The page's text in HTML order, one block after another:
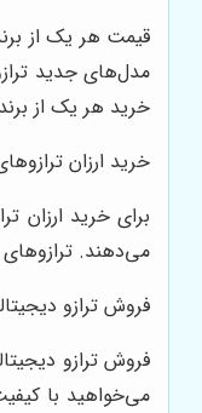
قیمت هر یک از
مدل‌های جدید
خرید هر یک از
خرید ارزان
برای خرید ارزان
می‌دهند.
فروش ترازو
فروش ترازو
می‌خواهید با